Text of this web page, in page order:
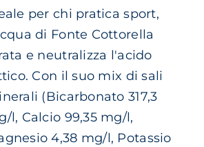
da
€ 3.20
a
€ 6.10
per chi pratica sport,
di Fonte Cottorella
e neutralizza l'acido
Con il suo mix di sali
(Bicarbonato 317,3
l, Calcio 99,35 mg/l,
4,38 mg/l, Potassio